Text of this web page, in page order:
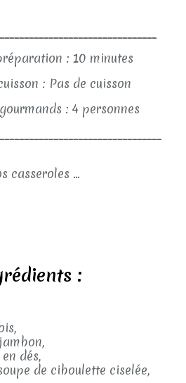
: 10 minutes
: Pas de cuisson
: 4 personnes
casseroles ...
:
dés,
de ciboulette ciselée,